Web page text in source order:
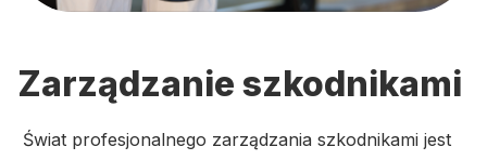
Zarządzanie szkodnikami
Świat profesjonalnego zarządzania szkodnikami jest